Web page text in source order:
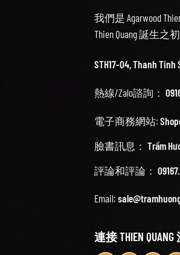
我們是 Agarwood
Thien Quang 誕生
STH17-04, Thanh Tinh
熱線/Zalo諮詢：
電子商務網站:
臉書訊息： Trầm
評論和評論：
Email:
連接 THIEN